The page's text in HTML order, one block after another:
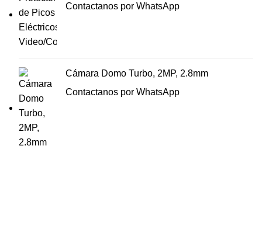
Contactanos por WhatsApp
Cámara Domo Turbo, 2MP, 2.8mm
Contactanos por WhatsApp